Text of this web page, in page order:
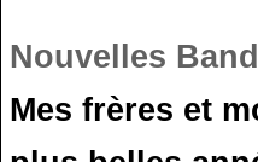
Nouvelles
Mes frères et